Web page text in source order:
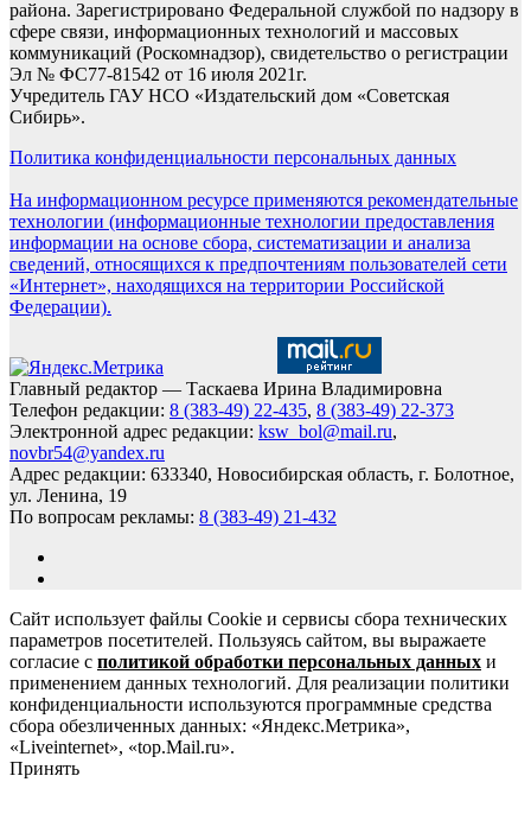
района. Зарегистрировано Федеральной службой по надзору в
сфере связи, информационных технологий и массовых
коммуникаций (Роскомнадзор), свидетельство о регистрации
Эл № ФС77-81542 от 16 июля 2021г.
Учредитель ГАУ НСО «Издательский дом «Советская
Сибирь».
Политика конфиденциальности персональных данных
На информационном ресурсе применяются рекомендательные
технологии (информационные технологии предоставления
информации на основе сбора, систематизации и анализа
сведений, относящихся к предпочтениям пользователей сети
«Интернет», находящихся на территории Российской
Федерации).
Главный редактор — Таскаева Ирина Владимировна
Телефон редакции: 8 (383-49) 22-435, 8 (383-49) 22-373
Электронной адрес редакции: ksw_bol@mail.ru,
novbr54@yandex.ru
Адрес редакции: 633340, Новосибирская область, г. Болотное,
ул. Ленина, 19
По вопросам рекламы: 8 (383-49) 21-432
Сайт использует файлы Cookie и сервисы сбора технических
параметров посетителей. Пользуясь сайтом, вы выражаете
согласие с политикой обработки персональных данных и
применением данных технологий. Для реализации политики
конфиденциальности используются программные средства
сбора обезличенных данных: «Яндекс.Метрика»,
«Liveinternet», «top.Mail.ru».
Принять